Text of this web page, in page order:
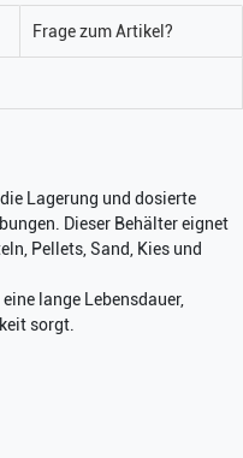
Frage zum Artikel?
Lagerung und dosierte
Dieser Behälter eignet
Pellets, Sand, Kies und
lange Lebensdauer,
sorgt.